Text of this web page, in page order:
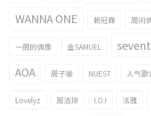
WANNA ONE 赖冠霖 周间
一周的偶像 金SAMUEL
AOA 周子瑜 NUEST 人气歌
Lovelyz 周洁琼 I.O.I 泫雅